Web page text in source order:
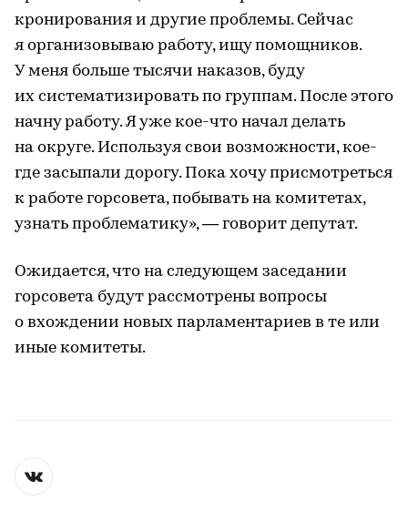
кронирования и другие проблемы. Сейчас
я организовываю работу, ищу помощников.
У меня больше тысячи наказов, буду
их систематизировать по группам. После этого
начну работу. Я уже кое-что начал делать
на округе. Используя свои возможности, кое-
где засыпали дорогу. Пока хочу присмотреться
к работе горсовета, побывать на комитетах,
узнать проблематику», — говорит депутат.
Ожидается, что на следующем заседании
горсовета будут рассмотрены вопросы
о вхождении новых парламентариев в те или
иные комитеты.